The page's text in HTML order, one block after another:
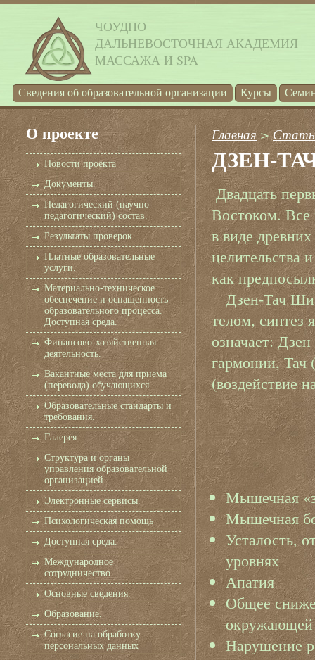
ЧОУДПО
ДАЛЬНЕВОСТОЧНАЯ АКАДЕМИЯ
МАССАЖА И SPA
Cведения об образовательной организации Курсы
О проекте
Новости проекта
Документы.
Педагогический (научно-
педагогический) состав.
Результаты проверок.
Платные образовательные
услуги.
Материально-техническое
обеспечение и оснащенность
образовательного процесса.
Доступная среда.
Финансово-хозяйственная
деятельность.
Вакантные места для приема
(перевода) обучающихся.
Образовательные стандарты и
требования.
Галерея.
Структура и органы
управления образовательной
организацией.
Электронные сервисы.
Психологическая помощь
Доступная среда.
Международное
сотрудничество.
Основные сведения.
Образование.
Согласие на обработку
персональных данных
Главная>
ДЗЕН-
Двадцать
Востоком.
в виде
целительства
как
Дзен-Тач
телом, синтез
означает:
гармонии, Тач
(воздействие
Мышечная
Мышечная
Усталость,
уровнях
Апатия
Общее
Нарушение